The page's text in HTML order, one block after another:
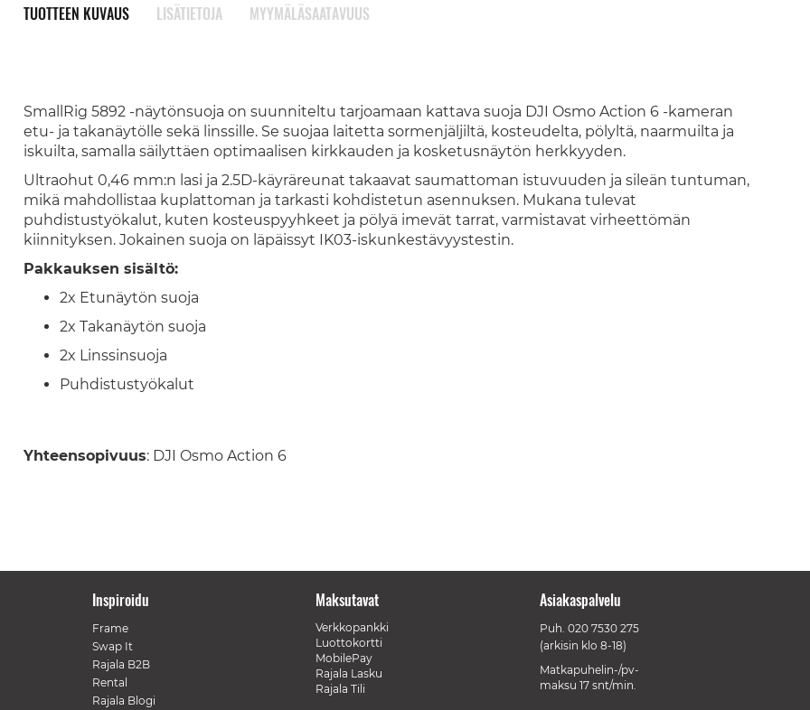
TUOTTEEN KUVAUS
SmallRig 5892 -näytönsuoja on suunniteltu tarjoamaan kattava suoja DJI Osmo Action 6 -kameran
etu- ja takanäytölle sekä linssille. Se suojaa laitetta sormenjäljiltä, kosteudelta, pölyltä, naarmuilta ja
iskuilta, samalla säilyttäen optimaalisen kirkkauden ja kosketusnäytön herkkyyden.
Ultraohut 0,46 mm:n lasi ja 2.5D-käyräreunat takaavat saumattoman istuvuuden ja sileän tuntuman,
mikä mahdollistaa kuplattoman ja tarkasti kohdistetun asennuksen. Mukana tulevat
puhdistustyökalut, kuten kosteuspyyhkeet ja pölyä imevät tarrat, varmistavat virheettömän
kiinnityksen. Jokainen suoja on läpäissyt IK03-iskunkestävyystestin.
Pakkauksen sisältö:
2x Etunäytön suoja
2x Takanäytön suoja
2x Linssinsuoja
Puhdistustyökalut
Yhteensopivuus: DJI Osmo Action 6
LISÄTIETOJA MYYMÄLÄSAATAVUUS
Inspiroidu
Frame
Swap It
Rajala B2B
Rental
Rajala Blogi
Maksutavat
Verkkopankki
Luottokortti
MobilePay
Rajala Lasku
Rajala Tili
Asiakaspalvelu
Puh. 020 7530 275
(arkisin klo 8-18)
Matkapuhelin-/pv-
maksu 17 snt/min.